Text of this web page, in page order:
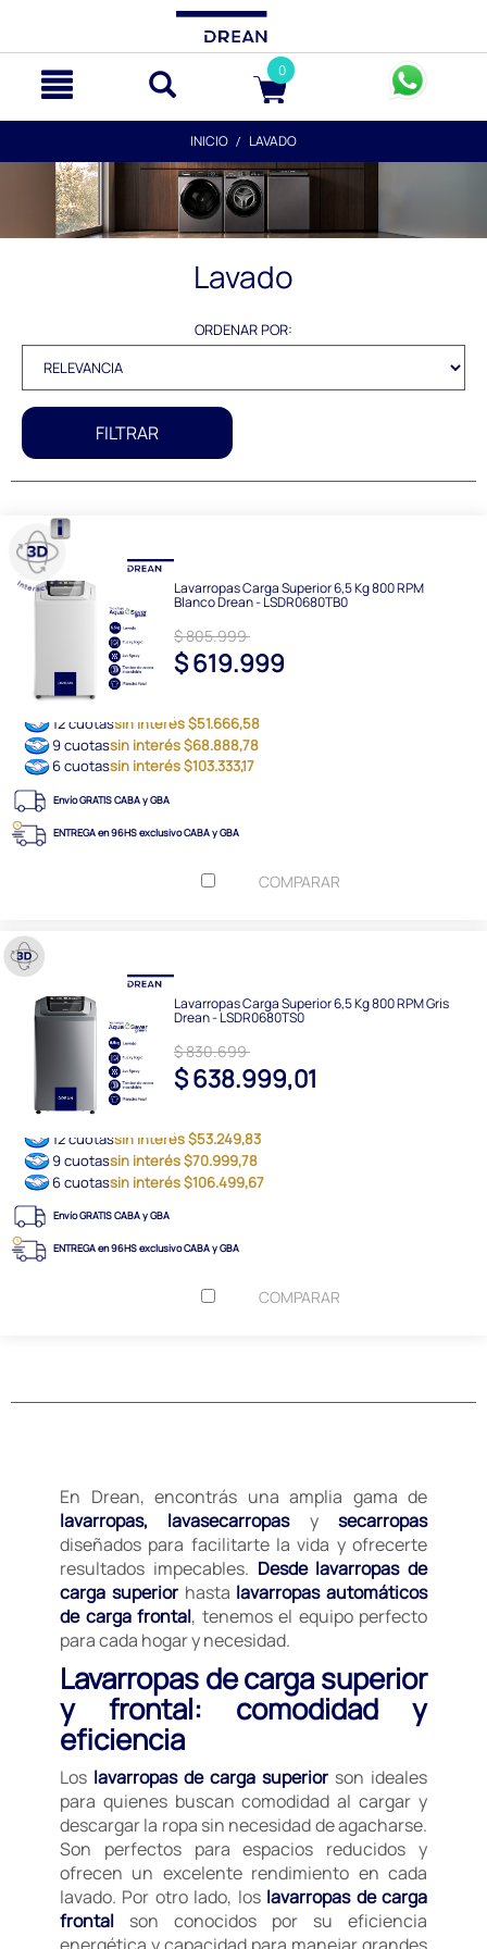
0
INICIO LAVADO
Lavado
ORDENAR POR:
FILTRAR
Lavarropas Carga Superior 6,5 Kg 800 RPM
Blanco Drean - LSDR0680TB0
$ 805.999
$ 619.999
12 cuotassin interés $51.666,58
9 cuotassin interés $68.888,78
6 cuotassin interés $103.333,17
Envío GRATIS CABA y GBA
ENTREGA en 96HS exclusivo CABA y GBA
COMPARAR
Lavarropas Carga Superior 6,5 Kg 800 RPM Gris
Drean - LSDR0680TS0
$ 830.699
$ 638.999,01
12 cuotassin interés $53.249,83
9 cuotassin interés $70.999,78
6 cuotassin interés $106.499,67
Envío GRATIS CABA y GBA
ENTREGA en 96HS exclusivo CABA y GBA
COMPARAR
En Drean, encontrás una amplia gama de
lavarropas, lavasecarropasysecarropas
diseñados para facilitarte la vida y ofrecerte
resultados impecables. Desde lavarropas de
carga superiorhasta lavarropas automáticos
de carga frontal, tenemos el equipo perfecto
para cada hogar y necesidad.
Lavarropas de carga superior
y frontal: comodidad y
eficiencia
Los lavarropas de carga superior son ideales
para quienes buscan comodidad al cargar y
descargar la ropa sin necesidad de agacharse.
Son perfectos para espacios reducidos y
ofrecen un excelente rendimiento en cada
lavado. Por otro lado, los lavarropas de carga
frontal son conocidos por su eficiencia